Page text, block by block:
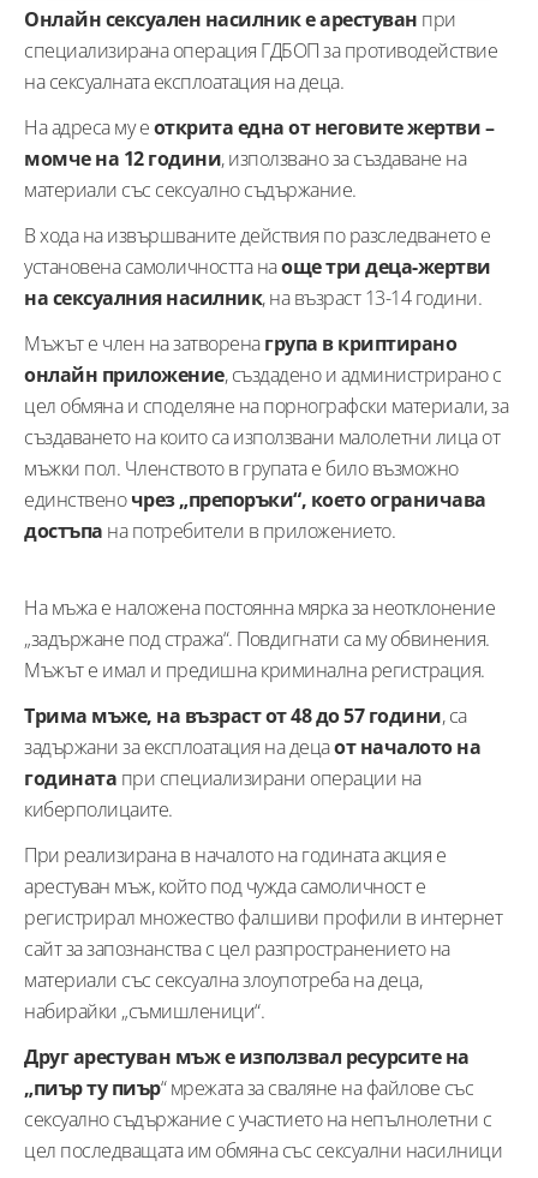
Онлайн сексуален насилник е арестуван при
специализирана операция ГДБОП за противодействие
на сексуалната експлоатация на деца.
На адреса му еоткрита една от неговите жертви –
момче на 12 години, използвано за създаване на
материали със сексуално съдържание.
В хода на извършваните действия по разследването е
установена самоличността наоще три деца-жертви
на сексуалния насилник, на възраст 13-14 години.
Мъжът е член на затворенагрупа в криптирано
онлайн приложение, създадено и администрирано с
цел обмяна и споделяне на порнографски материали, за
създаването на които са използвани малолетни лица от
мъжки пол. Членството в групата е било възможно
единственочрез „препоръки“, което ограничава
достъпа на потребители в приложението.
На мъжа е наложена постоянна мярка за неотклонение
„задържане под стража“. Повдигнати са му обвинения.
Мъжът е имал и предишна криминална регистрация.
Трима мъже, на възраст от 48 до 57 години, са
задържани за експлоатация на децаот началото на
годината при специализирани операции на
киберполицаите.
При реализирана в началото на годината акция е
арестуван мъж, който под чужда самоличност е
регистрирал множество фалшиви профили в интернет
сайт за запознанства с цел разпространението на
материали със сексуална злоупотреба на деца,
набирайки „съмишленици“.
Друг арестуван мъж е използвал ресурсите на
„пиър ту пиър“ мрежата за сваляне на файлове със
сексуално съдържание с участието на непълнолетни с
цел последващата им обмяна със сексуални насилници